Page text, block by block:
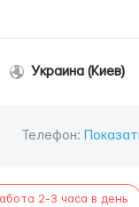
Украина (Киев)
Телефон:
2-3 часа в день